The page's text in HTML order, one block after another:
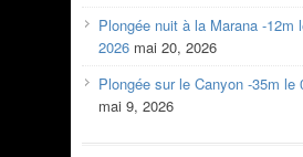
Plongée nuit à la Marana -12m
2026 mai 20, 2026
Plongée sur le Canyon -35m le
mai 9, 2026